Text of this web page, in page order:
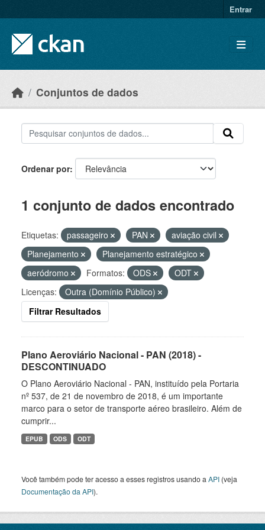
Entrar
Conjuntos de dados
Ordenar por
1 conjunto de dados encontrado
Etiquetas: passageiro PAN
aviação civil
Planejamento
Planejamento estratégico
aeródromo
Formatos: ODS
ODT
Licenças:
Outra (Domínio Público)
Filtrar Resultados
Plano Aeroviário Nacional - PAN (2018) -
DESCONTINUADO
O Plano Aeroviário Nacional - PAN, instituído pela Portaria
nº 537, de 21 de novembro de 2018, é um importante
marco para o setor de transporte aéreo brasileiro. Além de
cumprir...
EPUB ODS ODT
Você também pode ter acesso a esses registros usando a API (veja
Documentação da API).